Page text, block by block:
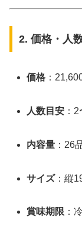
2. 価格・人
価格 ：
人数目安 ：
内容量 ：26
サイズ：縦
賞味期限 ：